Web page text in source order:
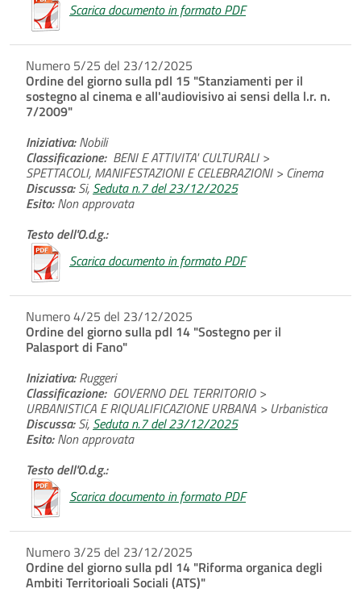
Scarica documento in formato PDF
Numero 5/25 del 23/12/2025
Ordine del giorno sulla pdl 15 "Stanziamenti per il
sostegno al cinema e all'audiovisivo ai sensi della l.r. n.
7/2009"
Iniziativa:Nobili
Classificazione: BENI E ATTIVITA' CULTURALI >
SPETTACOLI, MANIFESTAZIONI E CELEBRAZIONI > Cinema
Discussa:Si, Seduta n.7 del 23/12/2025
Esito:Non approvata
Testo dell'O.d.g.:
Scarica documento in formato PDF
Numero 4/25 del 23/12/2025
Ordine del giorno sulla pdl 14 "Sostegno per il
Palasport di Fano"
Iniziativa:Ruggeri
Classificazione: GOVERNO DEL TERRITORIO >
URBANISTICA E RIQUALIFICAZIONE URBANA > Urbanistica
Discussa:Si, Seduta n.7 del 23/12/2025
Esito:Non approvata
Testo dell'O.d.g.:
Scarica documento in formato PDF
Numero 3/25 del 23/12/2025
Ordine del giorno sulla pdl 14 "Riforma organica degli
Ambiti Territorioali Sociali (ATS)"